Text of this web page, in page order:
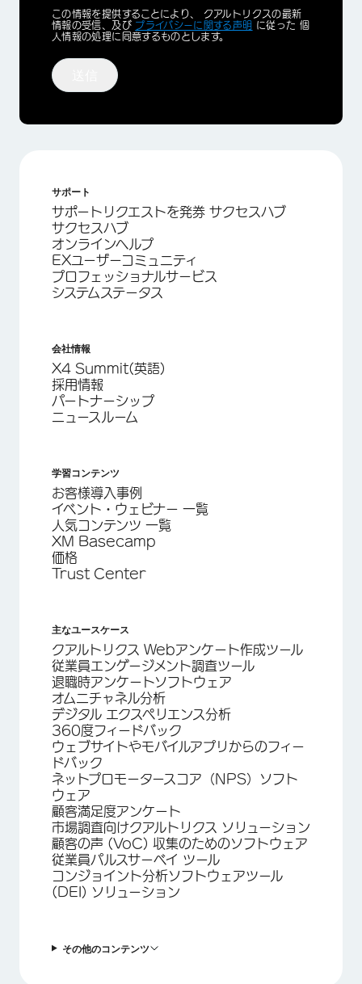
Privacy
Optin
この情報を提供することにより、 クアルトリクスの最新
情報の受信、及び プライバシーに関する声明 に従った 個
人情報の処理に同意するものとします。
サポート
サポートリクエストを発券 サクセスハブ
サクセスハブ
オンラインヘルプ
EXユーザーコミュニティ
プロフェッショナルサービス
システムステータス
会社情報
X4 Summit(英語)
採用情報
パートナーシップ
ニュースルーム
学習コンテンツ
お客様導入事例
イベント・ウェビナー 一覧
人気コンテンツ 一覧
XM Basecamp
価格
Trust Center
主なユースケース
クアルトリクス Webアンケート作成ツール
従業員エンゲージメント調査ツール
退職時アンケートソフトウェア
オムニチャネル分析
デジタル エクスペリエンス分析
360度フィードバック
ウェブサイトやモバイルアプリからのフィー
ドバック
ネットプロモータースコア（NPS）ソフト
ウェア
顧客満足度アンケート
市場調査向けクアルトリクス ソリューション
顧客の声 (VoC) 収集のためのソフトウェア
従業員パルスサーベイ ツール
コンジョイント分析ソフトウェアツール
(DEI) ソリューション
その他のコンテンツ